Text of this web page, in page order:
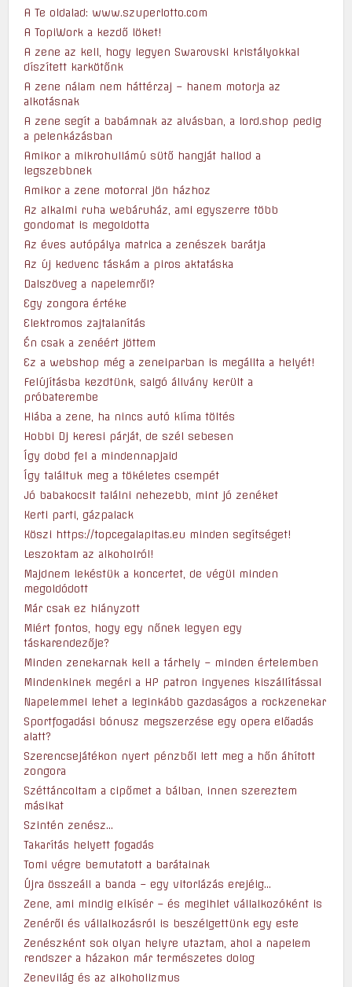
A Te oldalad: www.szuperlotto.com
A TopiWork a kezdő löket!
A zene az kell, hogy legyen Swarovski kristályokkal
díszített karkötőnk
A zene nálam nem háttérzaj – hanem motorja az
alkotásnak
A zene segít a babámnak az alvásban, a lord.shop pedig
a pelenkázásban
Amikor a mikrohullámú sütő hangját hallod a
legszebbnek
Amikor a zene motorral jön házhoz
Az alkalmi ruha webáruház, ami egyszerre több
gondomat is megoldotta
Az éves autópálya matrica a zenészek barátja
Az új kedvenc táskám a piros aktatáska
Dalszöveg a napelemről?
Egy zongora értéke
Elektromos zajtalanítás
Én csak a zenéért jöttem
Ez a webshop még a zeneiparban is megállta a helyét!
Felújításba kezdtünk, salgó állvány került a
próbaterembe
Hiába a zene, ha nincs autó klíma töltés
Hobbi Dj keresi párját, de szél sebesen
Így dobd fel a mindennapjaid
Így találtuk meg a tökéletes csempét
Jó babakocsit találni nehezebb, mint jó zenéket
Kerti parti, gázpalack
Köszi https://topcegalapitas.eu minden segítséget!
Leszoktam az alkoholról!
Majdnem lekéstük a koncertet, de végül minden
megoldódott
Már csak ez hiányzott
Miért fontos, hogy egy nőnek legyen egy
táskarendezője?
Minden zenekarnak kell a tárhely – minden értelemben
Mindenkinek megéri a HP patron ingyenes kiszállítással
Napelemmel lehet a leginkább gazdaságos a rockzenekar
Sportfogadási bónusz megszerzése egy opera előadás
alatt?
Szerencsejátékon nyert pénzből lett meg a hőn áhított
zongora
Széttáncoltam a cipőmet a bálban, innen szereztem
másikat
Szintén zenész…
Takarítás helyett fogadás
Tomi végre bemutatott a barátainak
Újra összeáll a banda – egy vitorlázás erejéig…
Zene, ami mindig elkísér – és megihlet vállalkozóként is
Zenéről és vállalkozásról is beszélgettünk egy este
Zenészként sok olyan helyre utaztam, ahol a napelem
rendszer a házakon már természetes dolog
Zenevilág és az alkoholizmus